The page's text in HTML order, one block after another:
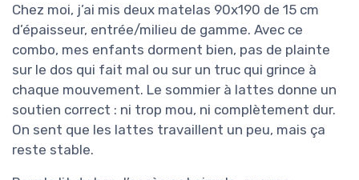
Chez moi, j’ai mis deux matelas 90x190 de 15 cm
d’épaisseur, entrée/milieu de gamme. Avec ce
combo, mes enfants dorment bien, pas de plainte
sur le dos qui fait mal ou sur un truc qui grince à
chaque mouvement. Le sommier à lattes donne un
soutien correct : ni trop mou, ni complètement dur.
On sent que les lattes travaillent un peu, mais ça
reste stable.